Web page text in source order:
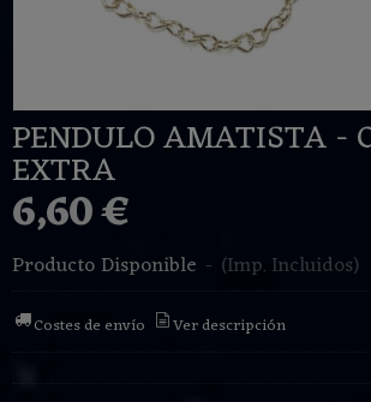
PENDULO AMATISTA - CALIDAD
EXTRA
6,60 €
Producto Disponible - (Imp. Incluidos)
Costes de envío Ver descripción